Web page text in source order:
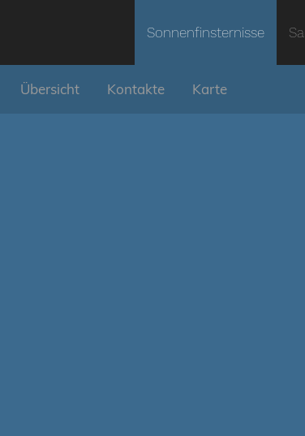
Sonnenfinsternisse
Übersicht Kontakte Karte